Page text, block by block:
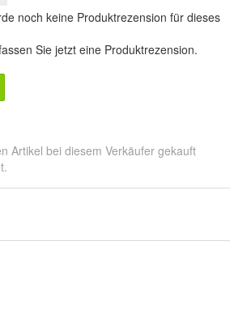
noch keine Produktrezension für dieses
Sie jetzt eine Produktrezension.
Artikel bei diesem Verkäufer gekauft